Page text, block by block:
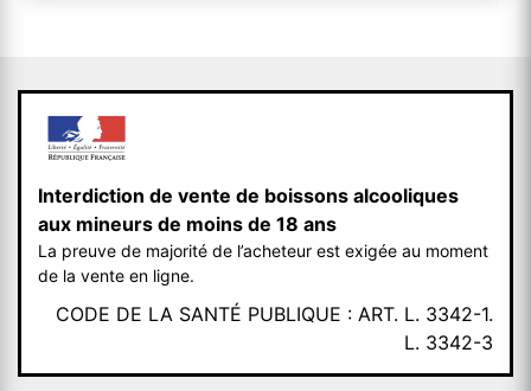
Interdiction de vente de boissons alcooliques
aux mineurs de moins de 18 ans
La preuve de majorité de l’acheteur est exigée au moment
de la vente en ligne.
CODE DE LA SANTÉ PUBLIQUE : ART. L. 3342-1.
L. 3342-3